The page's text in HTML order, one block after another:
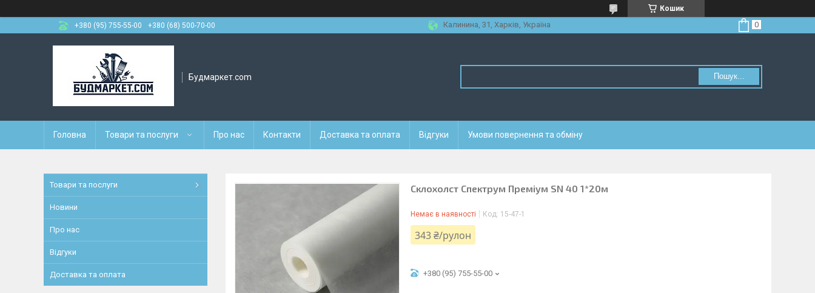
Кошик
+380 (95) 755-55-00
+380 (68) 500-70-00 Калинина, 31, Харків, Україна
Будмаркет.com Пошук...
Головна Товари та послуги Про нас Контакти Доставка та оплата Відгуки Умови повернення та обміну
Склохолст Спектрум Преміум SN 40 1*20м
Немає в наявності Код: 15-47-1
343 ₴/рулон
+380 (95) 755-55-00
Товари та послуги
Новини
Про нас
Відгуки
Доставка та оплата